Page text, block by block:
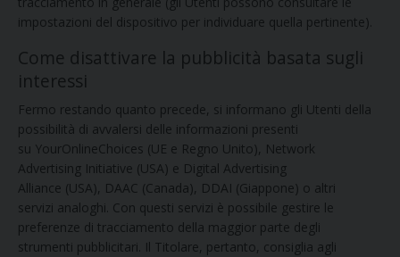
impostazioni del dispositivo per individuare quella pertinente).
Come disattivare la pubblicità basata sugli
interessi
Fermo restando quanto precede, si informano gli Utenti della
possibilità di avvalersi delle informazioni presenti
su YourOnlineChoices (UE e Regno Unito), Network
Advertising Initiative (USA) e Digital Advertising
Alliance (USA), DAAC (Canada), DDAI (Giappone) o altri
servizi analoghi. Con questi servizi è possibile gestire le
preferenze di tracciamento della maggior parte degli
strumenti pubblicitari. Il Titolare, pertanto, consiglia agli